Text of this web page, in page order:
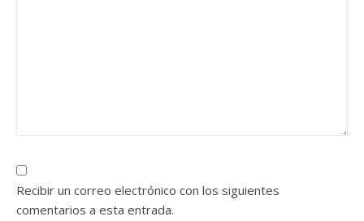
Recibir un correo electrónico con los siguientes
comentarios a esta entrada.